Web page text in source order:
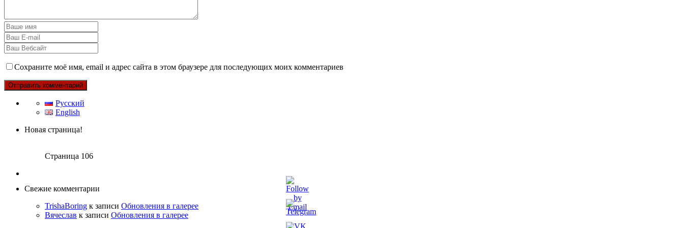
Сохраните моё имя, email и адрес сайта в этом браузере для последующих моих комментариев
Русский
English
Новая страница!
Страница 106
Свежие комментарии
TrishaBoring к записи Обновления в галерее
Вячеслав к записи Обновления в галерее